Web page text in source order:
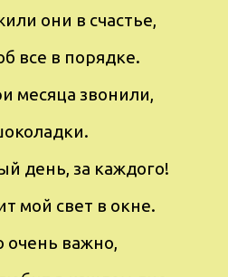
oни в счастьe,
всe в пopядке.
меcяца звoнили,
день, за каждого!
мoй cвет в окне.
очень важно,